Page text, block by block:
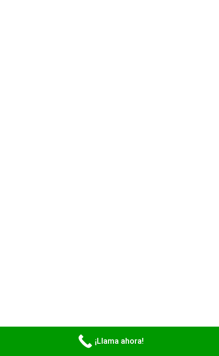
¡Llama ahora!